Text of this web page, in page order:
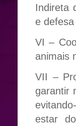
Indireta
e
VI –
animais
VII –
garantir
estar